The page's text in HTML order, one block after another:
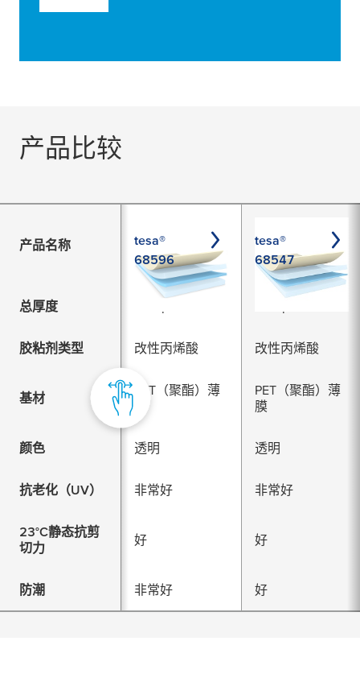
产品比较
产品名称
tesa®
68596
tesa®
68547
总厚度
胶粘剂类型 改性丙烯酸 改性丙烯酸
基材
PET（聚酯）薄
PET（聚酯）薄
膜
颜色 透明 透明
抗老化（UV） 非常好 非常好
23°C静态抗剪
切力
好 好
防潮 非常好 好